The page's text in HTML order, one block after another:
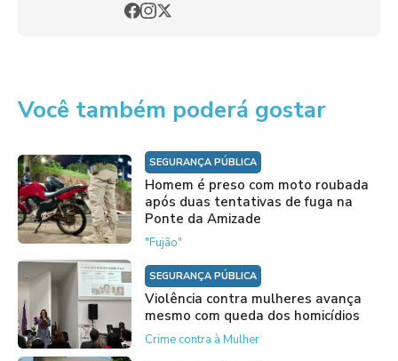
Você também poderá gostar
SEGURANÇA PÚBLICA
Homem é preso com moto roubada
após duas tentativas de fuga na
Ponte da Amizade
"Fujão"
SEGURANÇA PÚBLICA
Violência contra mulheres avança
mesmo com queda dos homicídios
Crime contra à Mulher